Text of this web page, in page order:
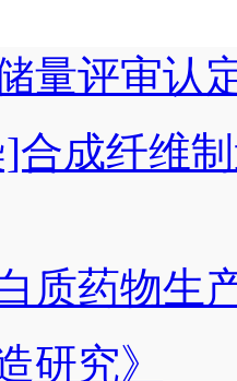
量评审认
合成纤维
质药物生
研究》